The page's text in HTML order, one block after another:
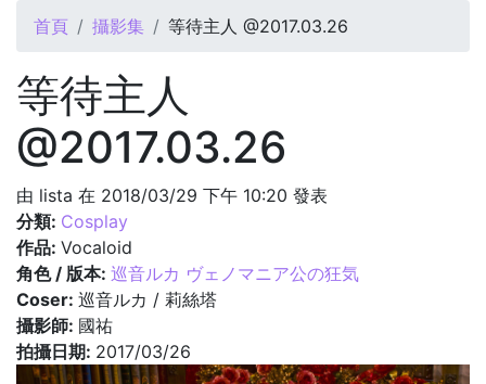
您在這裡
首頁 攝影集 等待主人 @2017.03.26
等待主人
@2017.03.26
由 lista 在 2018/03/29 下午 10:20 發表
分類: Cosplay
作品: Vocaloid
角色 / 版本: 巡音ルカ ヴェノマニア公の狂気
Coser: 巡音ルカ / 莉絲塔
攝影師: 國祐
拍攝日期: 2017/03/26